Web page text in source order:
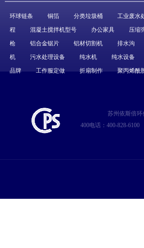
环球链条 铜箔 分类垃圾桶 工业废水
程
混凝土搅拌机型号 办公家具 压缩
枪
铝合金锯片 铝材切割机 排水沟
机
污水处理设备 纯水机 纯水设备
品牌
工作服定做 折扇制作 聚丙烯酰
苏州依斯倍环
400电话：400-828-6100